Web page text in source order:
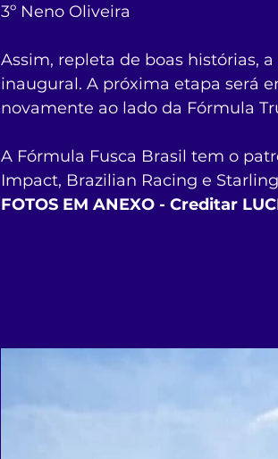
3º Neno Oliveira
Assim, repleta de boas histórias,
inaugural. A próxima etapa será
novamente ao lado da Fórmula
A Fórmula Fusca Brasil tem o
Impact, Brazilian Racing e
FOTOS EM ANEXO - Creditar